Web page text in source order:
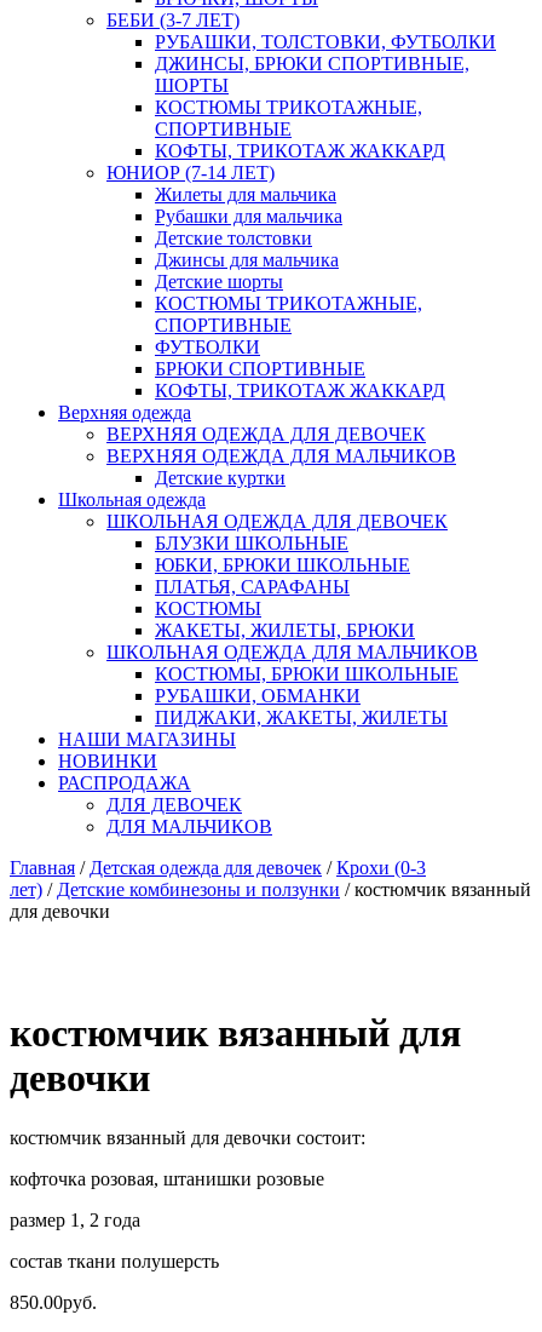
БЕБИ (3-7 ЛЕТ)
РУБАШКИ, ТОЛСТОВКИ, ФУТБОЛКИ
ДЖИНСЫ, БРЮКИ СПОРТИВНЫЕ,
ШОРТЫ
КОСТЮМЫ ТРИКОТАЖНЫЕ,
СПОРТИВНЫЕ
КОФТЫ, ТРИКОТАЖ ЖАККАРД
ЮНИОР (7-14 ЛЕТ)
Жилеты для мальчика
Рубашки для мальчика
Детские толстовки
Джинсы для мальчика
Детские шорты
КОСТЮМЫ ТРИКОТАЖНЫЕ,
СПОРТИВНЫЕ
ФУТБОЛКИ
БРЮКИ СПОРТИВНЫЕ
КОФТЫ, ТРИКОТАЖ ЖАККАРД
Верхняя одежда
ВЕРХНЯЯ ОДЕЖДА ДЛЯ ДЕВОЧЕК
ВЕРХНЯЯ ОДЕЖДА ДЛЯ МАЛЬЧИКОВ
Детские куртки
Школьная одежда
ШКОЛЬНАЯ ОДЕЖДА ДЛЯ ДЕВОЧЕК
БЛУЗКИ ШКОЛЬНЫЕ
ЮБКИ, БРЮКИ ШКОЛЬНЫЕ
ПЛАТЬЯ, САРАФАНЫ
КОСТЮМЫ
ЖАКЕТЫ, ЖИЛЕТЫ, БРЮКИ
ШКОЛЬНАЯ ОДЕЖДА ДЛЯ МАЛЬЧИКОВ
КОСТЮМЫ, БРЮКИ ШКОЛЬНЫЕ
РУБАШКИ, ОБМАНКИ
ПИДЖАКИ, ЖАКЕТЫ, ЖИЛЕТЫ
НАШИ МАГАЗИНЫ
НОВИНКИ
РАСПРОДАЖА
ДЛЯ ДЕВОЧЕК
ДЛЯ МАЛЬЧИКОВ
Главная / Детская одежда для девочек /Крохи (0-3
лет) / Детские комбинезоны и ползунки / костюмчик вязанный
для девочки
костюмчик вязанный для
девочки
костюмчик вязанный для девочки состоит:
кофточка розовая, штанишки розовые
размер 1, 2 года
состав ткани полушерсть
850.00руб.